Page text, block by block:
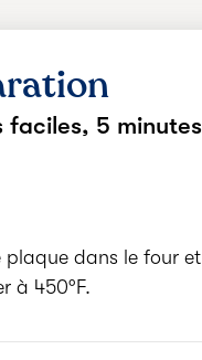
faciles, 5 minutes
plaque dans le four et
à 450°F.